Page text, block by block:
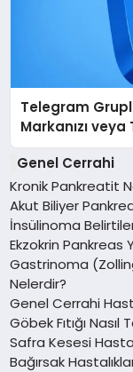
Telegram
Markanızı
Genel Cerrahi
Kronik Pankreatit
Akut Biliyer
İnsülinoma
Ekzokrin Pankreas
Gastrinoma
Nelerdir?
Genel Cerrahi
Göbek Fıtığı Nasıl
Safra Kesesi
Bağırsak